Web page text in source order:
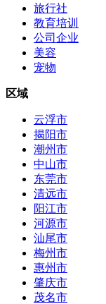
旅行社
教育培训
公司企业
美容
宠物
区域
云浮市
揭阳市
潮州市
中山市
东莞市
清远市
阳江市
河源市
汕尾市
梅州市
惠州市
肇庆市
茂名市